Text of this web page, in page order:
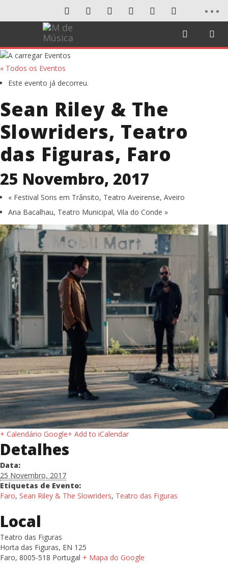
« Todos os Eventos
Este evento já decorreu.
Sean Riley & The
Slowriders, Teatro
das Figuras, Faro
25 Novembro, 2017
« Festival Sons em Trânsito, Teatro Aveirense, Aveiro
Ana Bacalhau, Teatro Municipal, Vila do Conde »
+ Calendário Google+ Add to iCalendar
Detalhes
Data:
25 Novembro, 2017
Etiquetas de Evento:
Faro, Sean Riley & The Slowriders, Teatro das Figuras
Local
Teatro das Figuras
Horta das Figuras, EN 125
Faro, 8005-518 Portugal + Mapa do Google